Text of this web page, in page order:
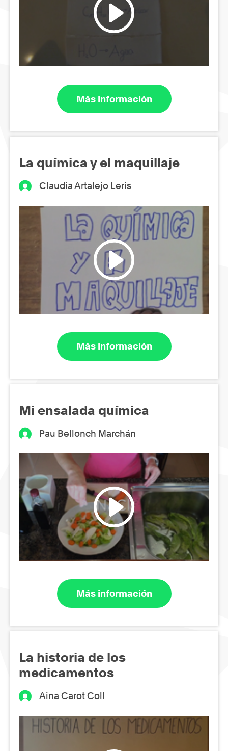
Más información
La química y el maquillaje
Claudia Artalejo Leris
Más información
Mi ensalada química
Pau Bellonch Marchán
Más información
La historia de los
medicamentos
Aina Carot Coll